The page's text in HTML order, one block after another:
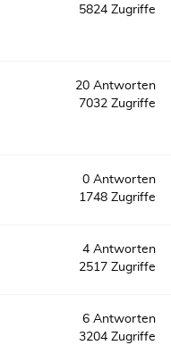
5824Zugriffe
20Antworten
7032Zugriffe
0Antworten
1748Zugriffe
4Antworten
2517Zugriffe
6Antworten
3204Zugriffe